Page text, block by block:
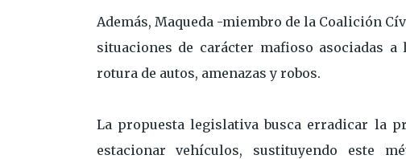
Además, Maqueda -miembro de la Coalición
situaciones de carácter mafioso asociadas
rotura de autos, amenazas y robos.
La propuesta legislativa busca erradicar la
estacionar vehículos, sustituyendo este